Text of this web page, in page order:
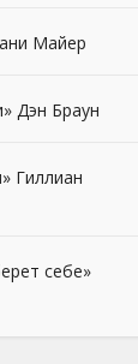
Майер
Дэн Браун
Гиллиан
себе»